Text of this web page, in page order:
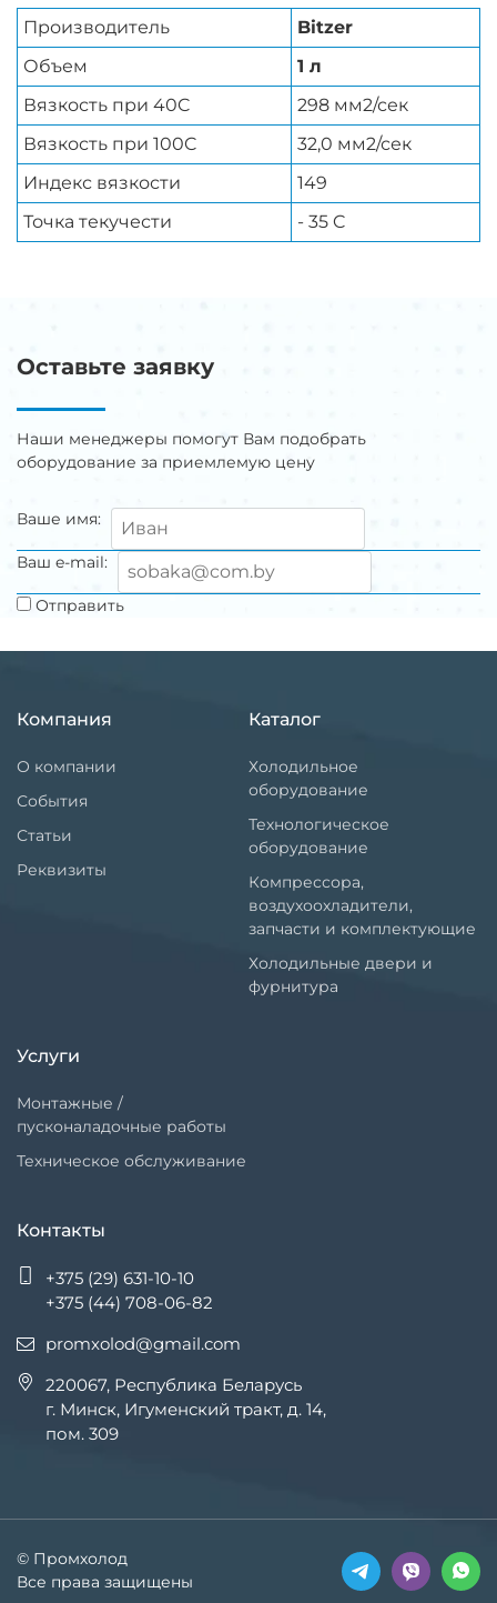
Производитель
Bitzer
Объем
1 л
Вязкость при 40C
298 мм2/сек
Вязкость при 100C
32,0 мм2/сек
Индекс вязкости
149
Точка текучести
- 35 C
Оставьте заявку
Наши менеджеры помогут Вам подобрать
оборудование за приемлемую цену
Ваше имя:
Ваш e-mail:
Отправить
Компания
О компании
События
Статьи
Реквизиты
Каталог
Холодильное
оборудование
Технологическое
оборудование
Компрессора,
воздухоохладители,
запчасти и комплектующие
Холодильные двери и
фурнитура
Услуги
Монтажные /
пусконаладочные работы
Техническое обслуживание
Контакты
+375 (29) 631-10-10
+375 (44) 708-06-82
promxolod@gmail.com
220067, Республика Беларусь
г. Минск, Игуменский тракт, д. 14,
пом. 309
© Промхолод
Все права защищены